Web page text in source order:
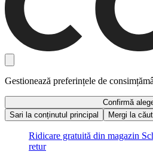
Gestionează preferințele de
Confirmă
Sari la conținutul principal
Mergi la
Ridicare gratuită din magazin
retur